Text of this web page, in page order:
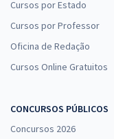
Cursos por Estado
Cursos por Professor
Oficina de Redação
Cursos Online Gratuitos
CONCURSOS PÚBLICOS
Concursos 2026